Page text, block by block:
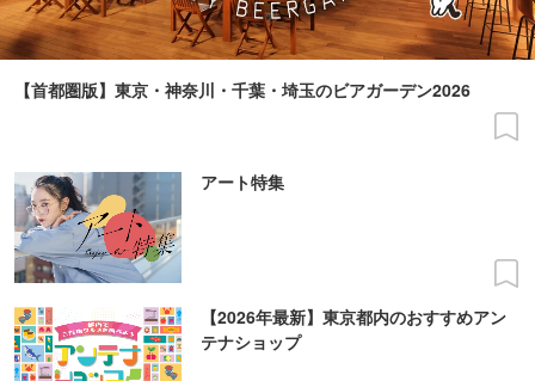
【首都圏版】東京・神奈川・千葉・埼玉のビアガーデン2026
アート特集
【2026年最新】東京都内のおすすめアン
テナショップ